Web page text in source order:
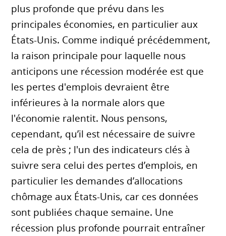
plus profonde que prévu dans les
principales économies, en particulier aux
États-Unis. Comme indiqué précédemment,
la raison principale pour laquelle nous
anticipons une récession modérée est que
les pertes d'emplois devraient être
inférieures à la normale alors que
l'économie ralentit. Nous pensons,
cependant, qu’il est nécessaire de suivre
cela de près ; l'un des indicateurs clés à
suivre sera celui des pertes d’emplois, en
particulier les demandes d’allocations
chômage aux États-Unis, car ces données
sont publiées chaque semaine. Une
récession plus profonde pourrait entraîner